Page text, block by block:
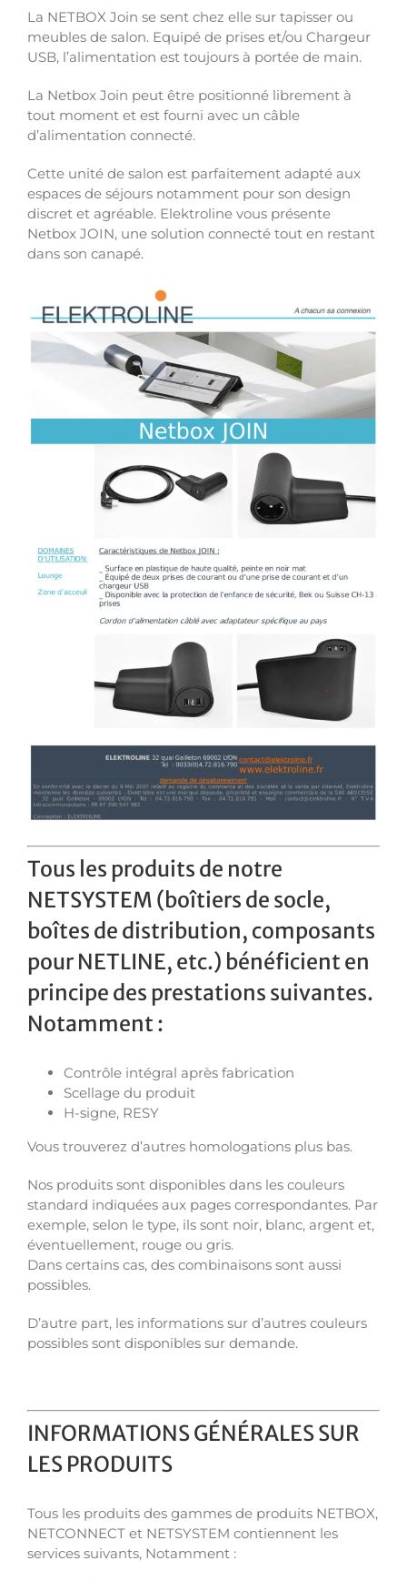
La NETBOX Join se sent chez elle sur tapisser ou
meubles de salon. Equipé de prises et/ou Chargeur
USB, l’alimentation est toujours à portée de main.
La Netbox Join peut être positionné librement à
tout moment et est fourni avec un câble
d’alimentation connecté.
Cette unité de salon est parfaitement adapté aux
espaces de séjours notamment pour son design
discret et agréable. Elektroline vous présente
Netbox JOIN, une solution connecté tout en restant
dans son canapé.
Tous les produits de notre
NETSYSTEM (boîtiers de socle,
boîtes de distribution, composants
pour NETLINE, etc.) bénéficient en
principe des prestations suivantes.
Notamment :
Contrôle intégral après fabrication
Scellage du produit
H-signe, RESY
Vous trouverez d’autres homologations plus bas.
Nos produits sont disponibles dans les couleurs
standard indiquées aux pages correspondantes. Par
exemple, selon le type, ils sont noir, blanc, argent et,
éventuellement, rouge ou gris.
Dans certains cas, des combinaisons sont aussi
possibles.
D’autre part, les informations sur d’autres couleurs
possibles sont disponibles sur demande.
INFORMATIONS GÉNÉRALES SUR
LES PRODUITS
Tous les produits des gammes de produits NETBOX,
NETCONNECT et NETSYSTEM contiennent les
services suivants, Notamment :